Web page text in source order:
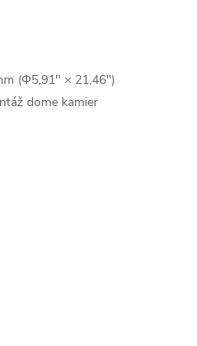
(Φ5,91" × 21,46")
dome kamier